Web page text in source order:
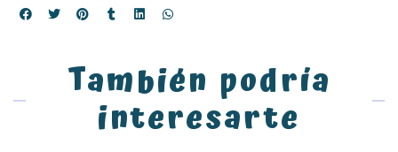
También podría
interesarte